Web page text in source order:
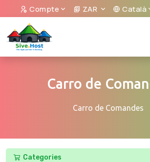
Compte ZAR Català
Carro de
Carro de Comandes
Categories